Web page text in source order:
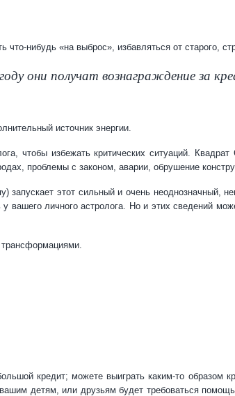
нибудь «на выброс», избавляться от старого,
они получат вознаграждение за
источник энергии.
чтобы избежать критических ситуаций.
проблемы с законом, аварии, обрушение
запускает этот сильный и очень неоднозначный,
личного астролога. Но и этих сведений
кредит; можете выиграть каким-то образом
детям, или друзьям будет требоваться